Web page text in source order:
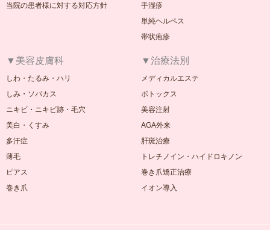
当院の患者様に対する対応方針
手湿疹
単純ヘルペス
帯状疱疹
▼美容皮膚科
しわ・たるみ・ハリ
しみ・ソバカス
ニキビ・ニキビ跡・毛穴
美白・くすみ
多汗症
薄毛
ピアス
巻き爪
▼治療法別
メディカルエステ
ボトックス
美容注射
AGA外来
肝斑治療
トレチノイン・ハイドロキノン
巻き爪矯正治療
イオン導入